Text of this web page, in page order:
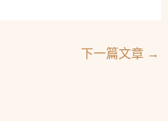
下一篇文章 →